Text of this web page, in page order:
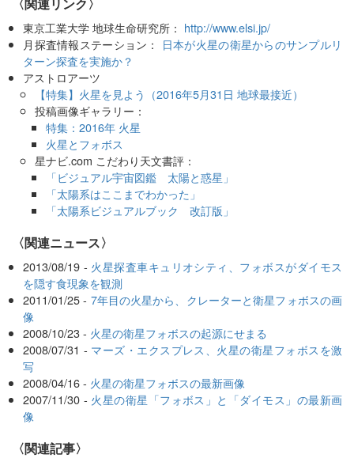
東京工業大学 地球生命研究所： http://www.elsi.jp/
月探査情報ステーション： 日本が火星の衛星からのサンプルリ
ターン探査を実施か？
アストロアーツ
【特集】火星を見よう（2016年5月31日 地球最接近）
投稿画像ギャラリー：
特集：2016年 火星
火星とフォボス
星ナビ.com こだわり天文書評：
「ビジュアル宇宙図鑑 太陽と惑星」
「太陽系はここまでわかった」
「太陽系ビジュアルブック 改訂版」
〈関連ニュース〉
2013/08/19 - 火星探査車キュリオシティ、フォボスがダイモス
を隠す食現象を観測
2011/01/25 - 7年目の火星から、クレーターと衛星フォボスの画
像
2008/10/23 - 火星の衛星フォボスの起源にせまる
2008/07/31 - マーズ・エクスプレス、火星の衛星フォボスを激
写
2008/04/16 - 火星の衛星フォボスの最新画像
2007/11/30 - 火星の衛星「フォボス」と「ダイモス」の最新画
像
関連記事